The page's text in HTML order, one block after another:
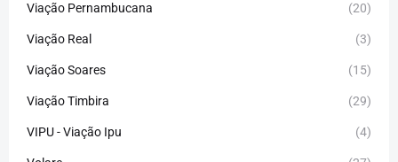
Viação Pernambucana (20)
Viação Real (3)
Viação Soares (15)
Viação Timbira (29)
VIPU - Viação Ipu (4)